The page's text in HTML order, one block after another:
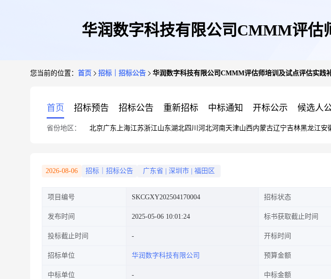
华润数字科技有限公司CMMM评估
您当前的位置： 首页 招标｜招标公告 华润数字科技有限公司CMMM评估师培训及试点评估实践
首页 招标预告 招标公告 重新招标 中标通知 开标公示 候选人
省份地区： 北京广东 上海江苏浙江山东湖北四川 河北河南天津山西内蒙古辽宁吉林黑龙江安
2026-08-06 招标｜招标公告 广东省 深圳市 福田区
项目编号 SKCGXY202504170004 招标状态
发布时间 2025-05-06 10:01:24 标书获取截止时间
投标截止时间 开标时间
招标单位 华润数字科技有限公司 预算金额
中标单位 中标金额